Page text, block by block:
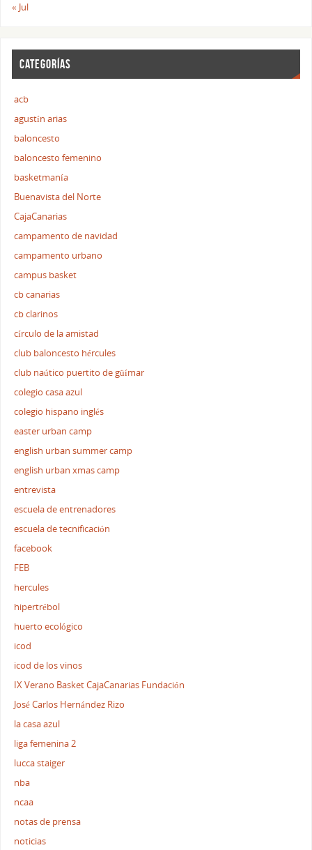
« Jul
CATEGORÍAS
acb
agustín arias
baloncesto
baloncesto femenino
basketmanía
Buenavista del Norte
CajaCanarias
campamento de navidad
campamento urbano
campus basket
cb canarias
cb clarinos
círculo de la amistad
club baloncesto hércules
club naútico puertito de güímar
colegio casa azul
colegio hispano inglés
easter urban camp
english urban summer camp
english urban xmas camp
entrevista
escuela de entrenadores
escuela de tecnificación
facebook
FEB
hercules
hipertrébol
huerto ecológico
icod
icod de los vinos
IX Verano Basket CajaCanarias Fundación
José Carlos Hernández Rizo
la casa azul
liga femenina 2
lucca staiger
nba
ncaa
notas de prensa
noticias